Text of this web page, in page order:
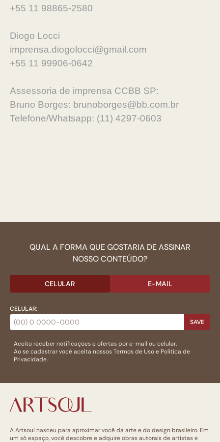
+55 11 98865-2580
Diogo Locci
imprensa.diogolocci@gmail.com
+55 11 99906-0642
Assessoria de imprensa CCBB SP:
Bruno Borges: brunoborges@bb.com.br
Telefone/Whatsapp: (11) 4297-0603
QUAL A FORMA QUE GOSTARIA DE ASSINAR
NOSSO CONTEÚDO?
CELULAR E-MAIL
CELULAR:
SAVE
Aceito receber notificações e ofertas por e-mail ou celular.
Ao se cadastrar você aceita nossosTermos de Usoe Politica de
Privacidade.
A Artsoul nasceu para aproximar você da arte e do design brasileiro. Em
um só espaço, você descobre e adquire obras autorais de artistas e